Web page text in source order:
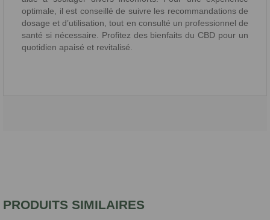
optimale, il est conseillé de suivre les recommandations de
dosage et d’utilisation, tout en consulté un professionnel de
santé si nécessaire. Profitez des bienfaits du CBD pour un
quotidien apaisé et revitalisé.
PRODUITS SIMILAIRES